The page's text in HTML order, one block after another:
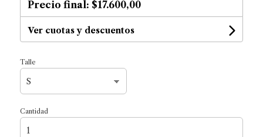
Precio final: $17.600,00
Ver cuotas y descuentos
Talle
Cantidad